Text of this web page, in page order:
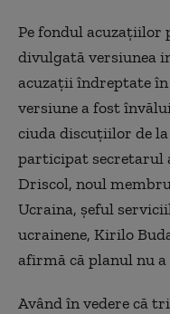
Pe fondul acuzațiilor
divulgată versiunea
acuzații îndreptate
versiune a fost
ciuda discuțiilor de
participat secretarul
Driscol, noul
Ucraina, șeful
ucrainene, Kirilo
afirmă că planul nu
Având în vedere că